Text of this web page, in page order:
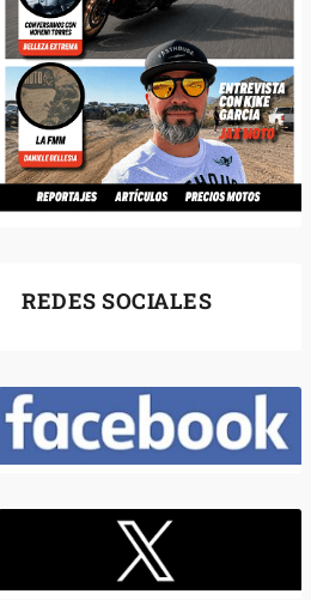
REDES SOCIALES